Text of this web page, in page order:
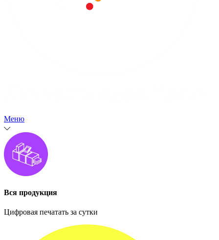
Меню
Вся продукция
Цифровая печатать за сутки